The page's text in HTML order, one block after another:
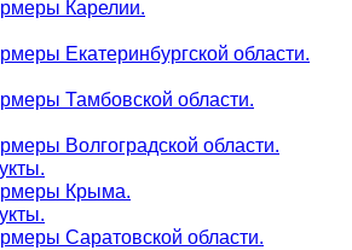
Карелии.
Екатеринбургской области.
Тамбовской области.
Волгоградской области.
Крыма.
Саратовской области.